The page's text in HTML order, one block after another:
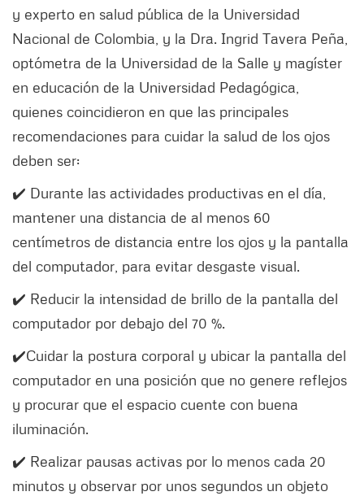
y experto en salud pública de la Universidad
Nacional de Colombia, y la Dra. Ingrid Tavera Peña,
optómetra de la Universidad de la Salle y magíster
en educación de la Universidad Pedagógica,
quienes coincidieron en que las principales
recomendaciones para cuidar la salud de los ojos
deben ser:
✔️ Durante las actividades productivas en el día,
mantener una distancia de al menos 60
centímetros de distancia entre los ojos y la pantalla
del computador, para evitar desgaste visual.
✔️ Reducir la intensidad de brillo de la pantalla del
computador por debajo del 70 %.
✔️Cuidar la postura corporal y ubicar la pantalla del
computador en una posición que no genere reflejos
y procurar que el espacio cuente con buena
iluminación.
✔️ Realizar pausas activas por lo menos cada 20
minutos y observar por unos segundos un objeto